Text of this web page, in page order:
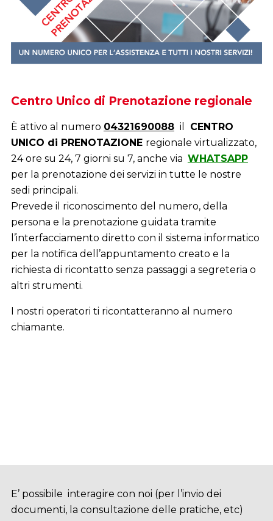
Centro Unico di Prenotazione regionale
È attivo al numero 04321690088 il
CENTRO
UNICO di PRENOTAZIONE regionale virtualizzato,
24 ore su 24, 7 giorni su 7, anche via WHATSAPP
per la prenotazione dei servizi in tutte le nostre
sedi principali.
Prevede il riconoscimento del numero, della
persona e la prenotazione guidata tramite
l’interfacciamento diretto con il sistema informatico
per la notifica dell’appuntamento creato e la
richiesta di ricontatto senza passaggi a segreteria o
altri strumenti.
I nostri operatori ti ricontatteranno al numero
chiamante.
E’ possibile interagire con noi (per l’invio dei
documenti, la consultazione delle pratiche, etc)